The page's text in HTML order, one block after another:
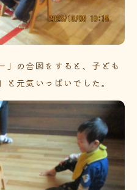
」の合図をすると、子ども
元気いっぱいでした。